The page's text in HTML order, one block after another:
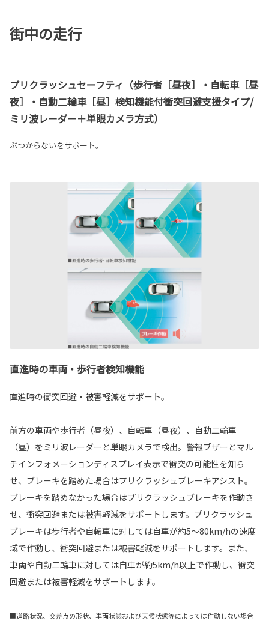
街中の走行
プリクラッシュセーフティ（歩行者［昼夜］・自転車［昼
夜］・自動二輪車［昼］検知機能付衝突回避支援タイプ/
ミリ波レーダー＋単眼カメラ方式）
ぶつからないをサポート。
直進時の車両・歩行者検知機能
直進時の衝突回避・被害軽減をサポート。
前方の車両や歩行者（昼夜）、自転車（昼夜）、自動二輪車
（昼）をミリ波レーダーと単眼カメラで検出。警報ブザーとマル
チインフォメーションディスプレイ表示で衝突の可能性を知ら
せ、ブレーキを踏めた場合はプリクラッシュブレーキアシスト。
ブレーキを踏めなかった場合はプリクラッシュブレーキを作動さ
せ、衝突回避または被害軽減をサポートします。プリクラッシュ
ブレーキは歩行者や自転車に対しては自車が約5〜80km/hの速度
域で作動し、衝突回避または被害軽減をサポートします。また、
車両や自動二輪車に対しては自車が約5km/h以上で作動し、衝突
回避または被害軽減をサポートします。
■道路状況、交差点の形状、車両状態および天候状態等によっては作動しない場合